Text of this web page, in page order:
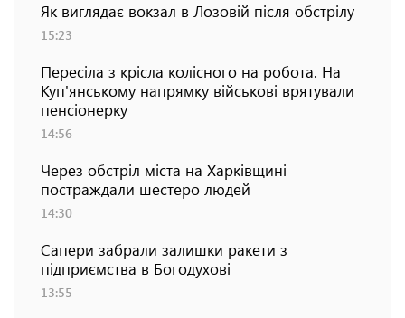
Як виглядає вокзал в Лозовій після обстрілу
15:23
Пересіла з крісла колісного на робота. На
Куп'янському напрямку військові врятували
пенсіонерку
14:56
Через обстріл міста на Харківщині
постраждали шестеро людей
14:30
Сапери забрали залишки ракети з
підприємства в Богодухові
13:55